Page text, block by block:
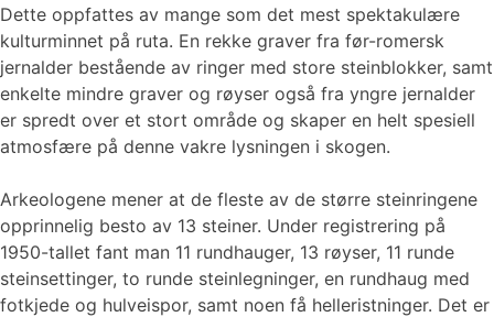
Dette oppfattes av mange som det mest spektakulære
kulturminnet på ruta. En rekke graver fra før-romersk
jernalder bestående av ringer med store steinblokker, samt
enkelte mindre graver og røyser også fra yngre jernalder
er spredt over et stort område og skaper en helt spesiell
atmosfære på denne vakre lysningen i skogen.
Arkeologene mener at de fleste av de større steinringene
opprinnelig besto av 13 steiner. Under registrering på
1950-tallet fant man 11 rundhauger, 13 røyser, 11 runde
steinsettinger, to runde steinlegninger, en rundhaug med
fotkjede og hulveispor, samt noen få helleristninger. Det er